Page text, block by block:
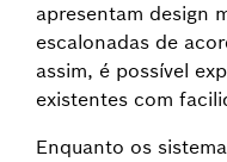
apresentam design
escalonadas de
assim, é possível
existentes com
Enquanto os